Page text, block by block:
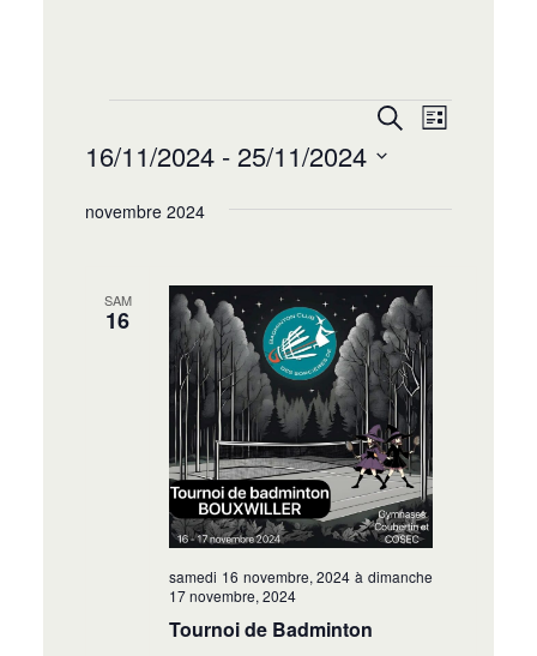
Recherche
et
de
Recherche
Liste
16/11/2024 - 25/11/2024
une
novembre 2024
SAM
16
Tournoi de Badminton
samedi 16 novembre, 2024 à dimanche
17 novembre, 2024